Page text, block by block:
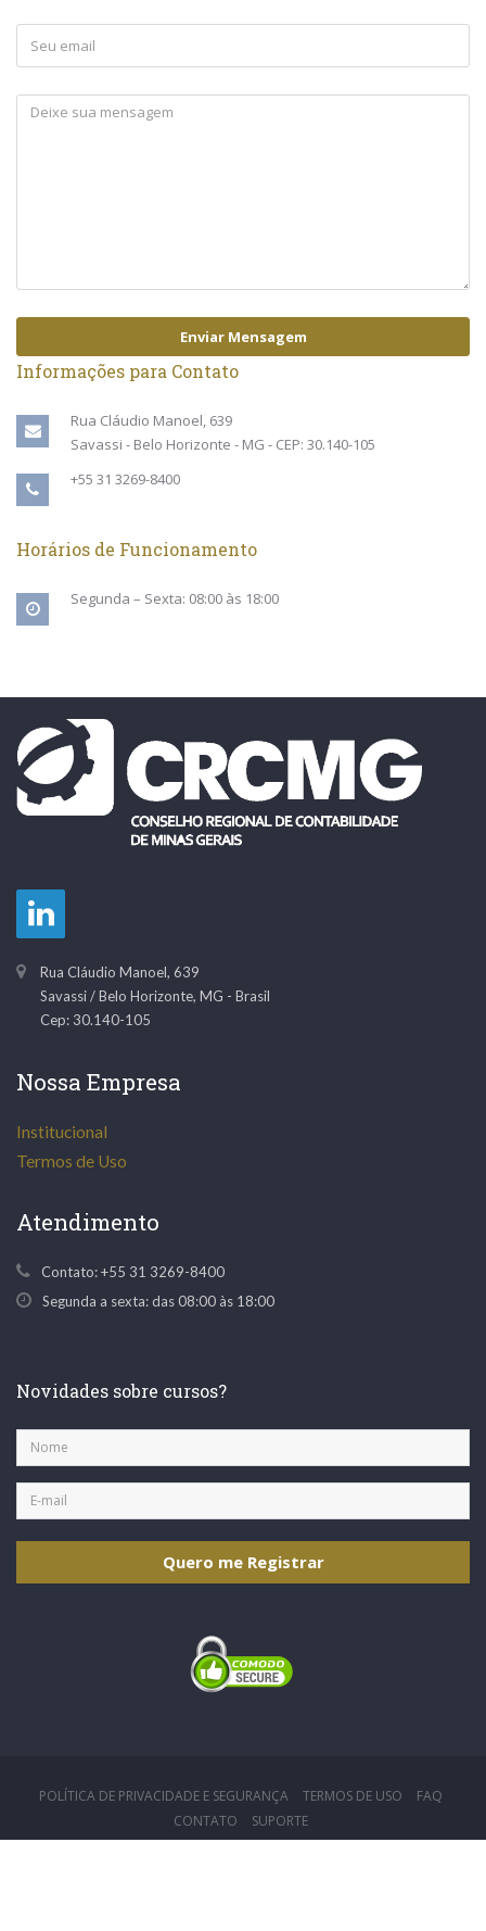
Enviar Mensagem
Informações para Contato
Rua Cláudio Manoel, 639
Savassi - Belo Horizonte - MG - CEP: 30.140-105
+55 31 3269-8400
Horários de Funcionamento
Segunda – Sexta: 08:00 às 18:00
Rua Cláudio Manoel, 639
Savassi/Belo Horizonte, MG - Brasil
Cep: 30.140-105
Nossa Empresa
Institucional
Termos de Uso
Atendimento
Contato:+55 31 3269-8400
Segunda a sexta: das 08:00 às 18:00
Novidades sobre cursos?
Quero me Registrar
POLÍTICA DE PRIVACIDADE E SEGURANÇA TERMOS DE USO
FAQ
CONTATO
SUPORTE